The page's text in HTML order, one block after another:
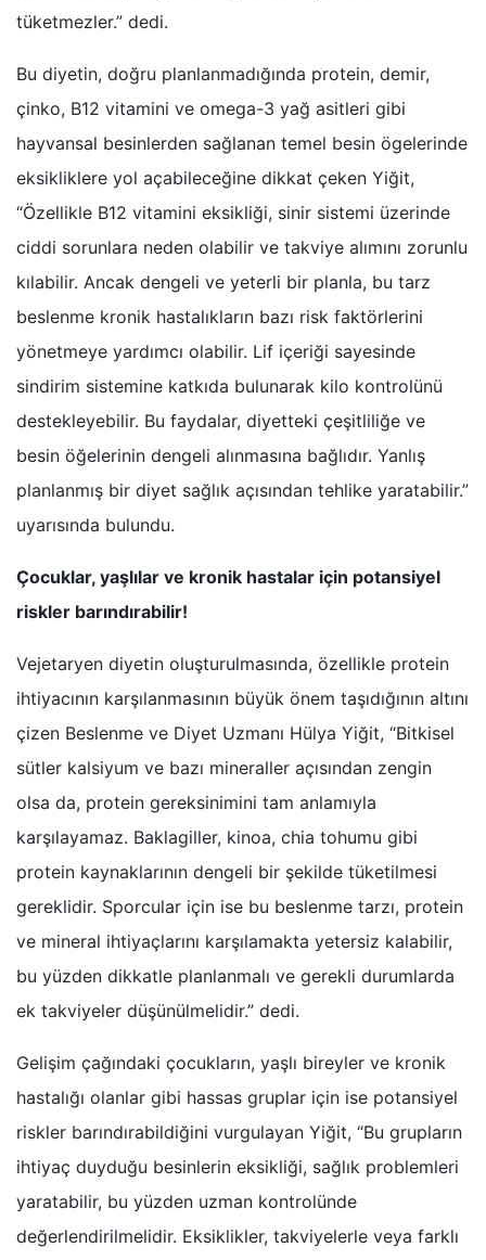
tüketmezler.” dedi.
Bu diyetin, doğru planlanmadığında protein, demir,
çinko, B12 vitamini ve omega-3 yağ asitleri gibi
hayvansal besinlerden sağlanan temel besin ögelerinde
eksikliklere yol açabileceğine dikkat çeken Yiğit,
“Özellikle B12 vitamini eksikliği, sinir sistemi üzerinde
ciddi sorunlara neden olabilir ve takviye alımını zorunlu
kılabilir. Ancak dengeli ve yeterli bir planla, bu tarz
beslenme kronik hastalıkların bazı risk faktörlerini
yönetmeye yardımcı olabilir. Lif içeriği sayesinde
sindirim sistemine katkıda bulunarak kilo kontrolünü
destekleyebilir. Bu faydalar, diyetteki çeşitliliğe ve
besin öğelerinin dengeli alınmasına bağlıdır. Yanlış
planlanmış bir diyet sağlık açısından tehlike yaratabilir.”
uyarısında bulundu.
Çocuklar, yaşlılar ve kronik hastalar için potansiyel
riskler barındırabilir!
Vejetaryen diyetin oluşturulmasında, özellikle protein
ihtiyacının karşılanmasının büyük önem taşıdığının altını
çizen Beslenme ve Diyet Uzmanı Hülya Yiğit, “Bitkisel
sütler kalsiyum ve bazı mineraller açısından zengin
olsa da, protein gereksinimini tam anlamıyla
karşılayamaz. Baklagiller, kinoa, chia tohumu gibi
protein kaynaklarının dengeli bir şekilde tüketilmesi
gereklidir. Sporcular için ise bu beslenme tarzı, protein
ve mineral ihtiyaçlarını karşılamakta yetersiz kalabilir,
bu yüzden dikkatle planlanmalı ve gerekli durumlarda
ek takviyeler düşünülmelidir.” dedi.
Gelişim çağındaki çocukların, yaşlı bireyler ve kronik
hastalığı olanlar gibi hassas gruplar için ise potansiyel
riskler barındırabildiğini vurgulayan Yiğit, “Bu grupların
ihtiyaç duyduğu besinlerin eksikliği, sağlık problemleri
yaratabilir, bu yüzden uzman kontrolünde
değerlendirilmelidir. Eksiklikler, takviyelerle veya farklı